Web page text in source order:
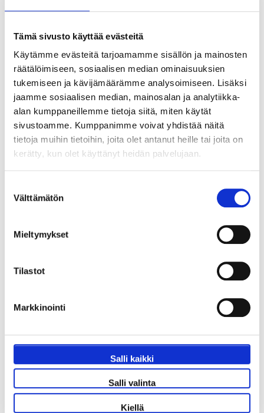
Tämä sivusto käyttää evästeitä
Käytämme evästeitä tarjoamamme sisällön ja mainosten
räätälöimiseen, sosiaalisen median ominaisuuksien
tukemiseen ja kävijämäärämme analysoimiseen. Lisäksi
jaamme sosiaalisen median, mainosalan ja analytiikka-
alan kumppaneillemme tietoja siitä, miten käytät
sivustoamme. Kumppanimme voivat yhdistää näitä
tietoja muihin tietoihin, joita olet antanut heille tai joita on
kerätty, kun olet käyttänyt heidän palvelujaan.
valinta
Välttämätön
Mieltymykset
Tilastot
Markkinointi
Salli kaikki
Salli valinta
Kiellä
Queens Park Rangers - Millwall FC
6 tai 7 helmikuuta
Loftus Road, Lontoo
Maksa 50% tänään!
608 €
Lontoo